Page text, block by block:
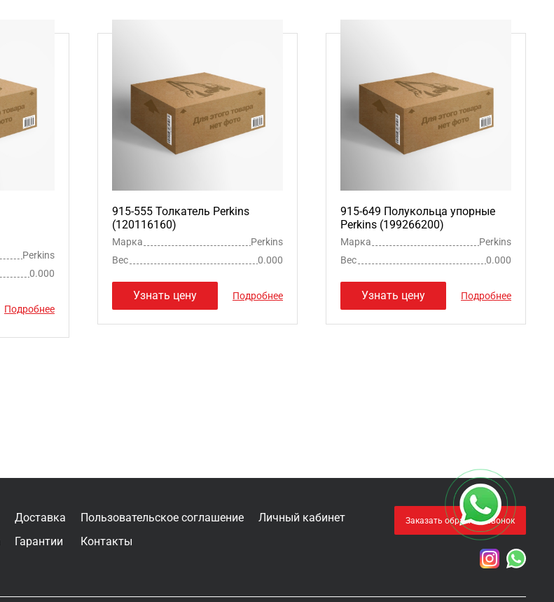
Perkins
0.000
Подробнее
915-555 Толкатель Perkins
(120116160)
Марка
Perkins
Вес
0.000
Узнать цену Подробнее
915-649 Полукольца упорные
Perkins (199266200)
Марка
Perkins
Вес
0.000
Узнать цену Подробнее
Доставка
Гарантии
Пользовательское соглашение
Контакты
Личный кабинет Заказать обратный звонок